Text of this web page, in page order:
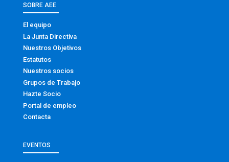
SOBRE AEE
El equipo
La Junta Directiva
Nuestros Objetivos
Estatutos
Nuestros socios
Grupos de Trabajo
Hazte Socio
Portal de empleo
Contacta
EVENTOS